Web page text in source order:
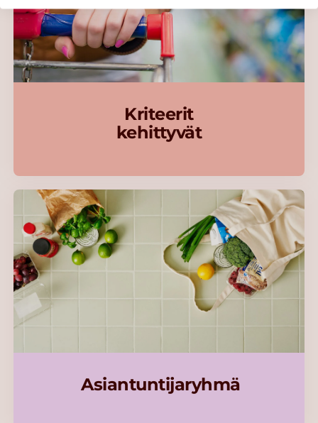
Kriteerit
kehittyvät
Asiantuntijaryhmä